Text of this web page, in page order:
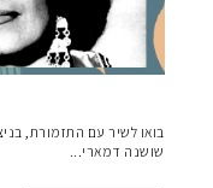
בואו לשיר עם התזמורת,
שושנה דמארי